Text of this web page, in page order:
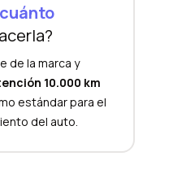
de la marca y
10.000 km
estándar para el
del auto.